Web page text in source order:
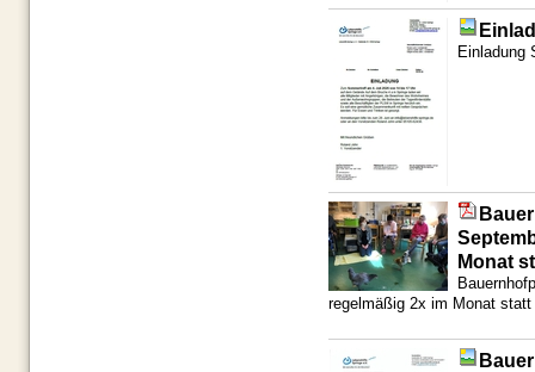
Einladung
Monat
regelmäßig 2x im Monat statt